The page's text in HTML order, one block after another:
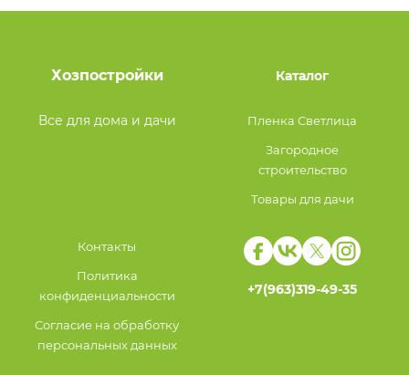
Хозпостройки
Все для дома и дачи
Каталог
Пленка Светлица
Загородное
строительство
Товары для дачи
Контакты
Политика
конфиденциальности
Согласие на обработку
персональных данных
+7(963)319-49-35